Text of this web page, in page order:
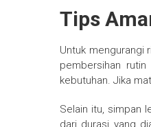
Tips
Untuk mengurangi
pembersihan
kebutuhan. Jika
Selain itu, simpan
dari durasi yang